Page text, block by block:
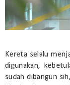
Kereta selalu
digunakan,
sudah dibangun